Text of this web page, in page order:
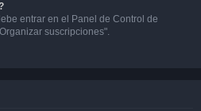
entrar en el Panel de Control de
suscripciones".